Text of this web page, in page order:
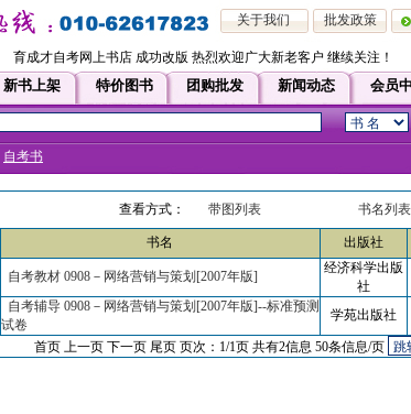
关于我们 批发政策
育成才自考网上书店 成功改版 热烈欢迎广大新老客户 继续关注！！
新书上架 特价图书 团购批发 新闻动态 会员
自考书
查看方式： 带图列表 书名列表
书名 出版社
自考教材 0908－网络营销与策划[2007年版]
经济科学出版
社
自考辅导 0908－网络营销与策划[2007年版]--标准预测
试卷
学苑出版社
首页 上一页 下一页 尾页 页次：1/1页 共有2信息 50条信息/页